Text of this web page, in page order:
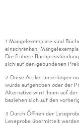
1 Mängelexemplare sind
einschränken.
Die frühere
sich auf den gebundenen
2 Diese Artikel unterliegen
wurde aufgehoben oder der
Alternative wird Ihnen auf
beziehen sich auf den
3 Durch Öffnen der
Leseprobe übermittelt